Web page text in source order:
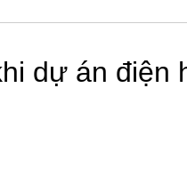
dự án điện